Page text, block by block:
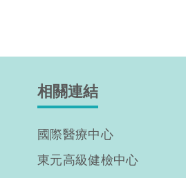
相關連結
國際醫療中心
東元高級健檢中心